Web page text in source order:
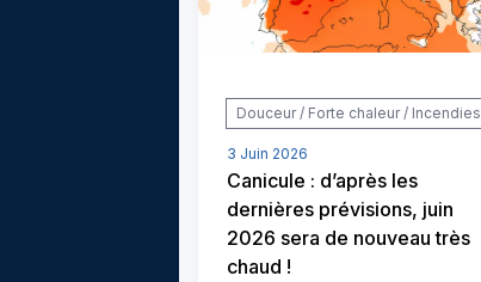
Douceur / Forte chaleur / Incendies
3 Juin 2026
Canicule : d’après les
dernières prévisions, juin
2026 sera de nouveau très
chaud !